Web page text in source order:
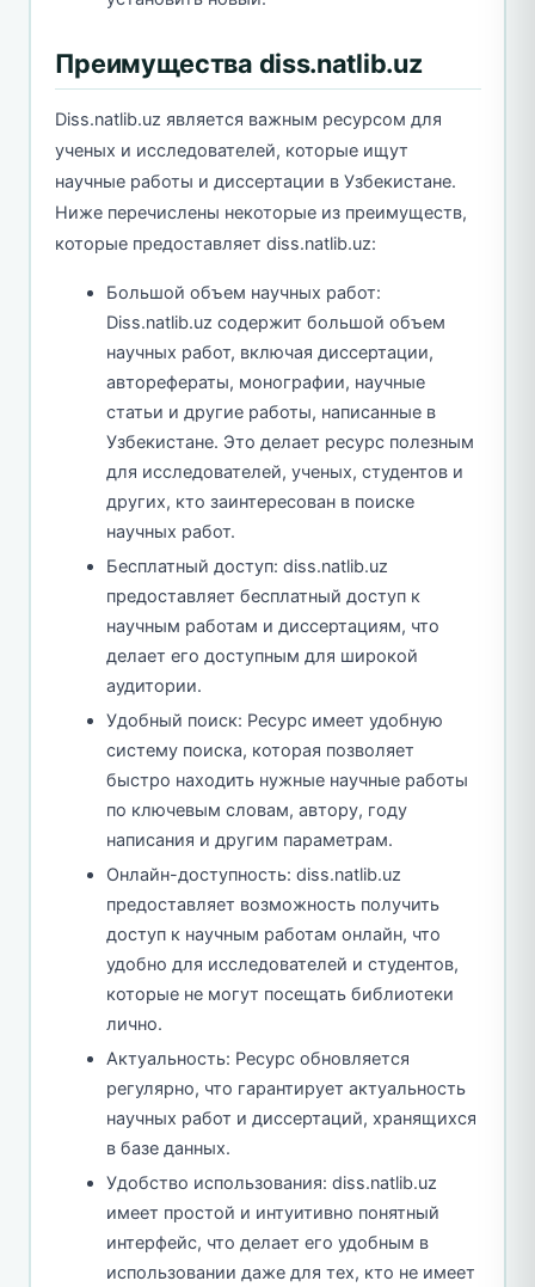
Преимущества diss.natlib.uz
Diss.natlib.uz является важным ресурсом для
ученых и исследователей, которые ищут
научные работы и диссертации в Узбекистане.
Ниже перечислены некоторые из преимуществ,
которые предоставляет diss.natlib.uz:
Большой объем научных работ:
Diss.natlib.uz содержит большой объем
научных работ, включая диссертации,
авторефераты, монографии, научные
статьи и другие работы, написанные в
Узбекистане. Это делает ресурс полезным
для исследователей, ученых, студентов и
других, кто заинтересован в поиске
научных работ.
Бесплатный доступ: diss.natlib.uz
предоставляет бесплатный доступ к
научным работам и диссертациям, что
делает его доступным для широкой
аудитории.
Удобный поиск: Ресурс имеет удобную
систему поиска, которая позволяет
быстро находить нужные научные работы
по ключевым словам, автору, году
написания и другим параметрам.
Онлайн-доступность: diss.natlib.uz
предоставляет возможность получить
доступ к научным работам онлайн, что
удобно для исследователей и студентов,
которые не могут посещать библиотеки
лично.
Актуальность: Ресурс обновляется
регулярно, что гарантирует актуальность
научных работ и диссертаций, хранящихся
в базе данных.
Удобство использования: diss.natlib.uz
имеет простой и интуитивно понятный
интерфейс, что делает его удобным в
использовании даже для тех, кто не имеет